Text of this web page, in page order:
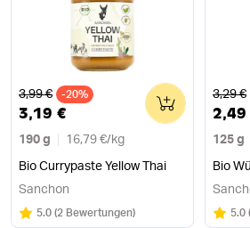
Alter Preis
3,99 € -20%
3,19 €
190 g 16,79 €/ kg
Bio Currypaste Yellow Thai
0
Sanchon
Bewertung:
5.0/5
(2 Bewertungen)
Alter
3,29 €
2,49
125 g
Bio
5.0/(